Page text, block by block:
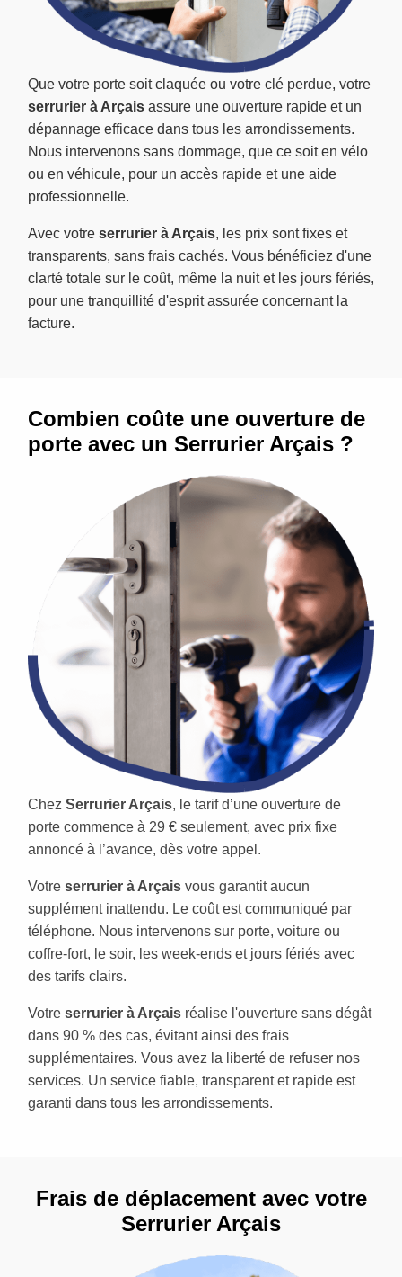
Que votre porte soit claquée ou votre clé perdue, votre
serrurier à Arçais assure une ouverture rapide et un
dépannage efficace dans tous les arrondissements.
Nous intervenons sans dommage, que ce soit en vélo
ou en véhicule, pour un accès rapide et une aide
professionnelle.
Avec votre serrurier à Arçais, les prix sont fixes et
transparents, sans frais cachés. Vous bénéficiez d'une
clarté totale sur le coût, même la nuit et les jours fériés,
pour une tranquillité d'esprit assurée concernant la
facture.
Combien coûte une ouverture de
porte avec un Serrurier Arçais ?
Chez Serrurier Arçais, le tarif d’une ouverture de
porte commence à 29 € seulement, avec prix fixe
annoncé à l’avance, dès votre appel.
Votre serrurier à Arçais vous garantit aucun
supplément inattendu. Le coût est communiqué par
téléphone. Nous intervenons sur porte, voiture ou
coffre-fort, le soir, les week-ends et jours fériés avec
des tarifs clairs.
Votre serrurier à Arçais réalise l'ouverture sans dégât
dans 90 % des cas, évitant ainsi des frais
supplémentaires. Vous avez la liberté de refuser nos
services. Un service fiable, transparent et rapide est
garanti dans tous les arrondissements.
Frais de déplacement avec votre
Serrurier Arçais